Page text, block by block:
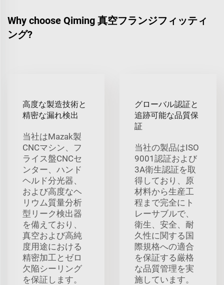
Why choose Qiming 真空フランジフィッティ
ング?
高度な製造技術と
精密な漏れ検出
当社はMazak製
CNCマシン、フ
ライス盤CNCセ
ンター、ハンド
ヘルド分光器、
および高度なヘ
リウム質量分析
型リーク検出器
を備えており、
真空および高純
度用途における
精密加工とゼロ
欠陥シーリング
を保証します。
グローバル認証と
追跡可能な品質保
証
当社の製品はISO
9001認証および
3A衛生認証を取
得しており、原
材料から生産工
程まで完全にト
レーサブルで、
衛生、安全、耐
久性に関する国
際規格への適合
を保証する厳格
な品質管理を実
施しています。